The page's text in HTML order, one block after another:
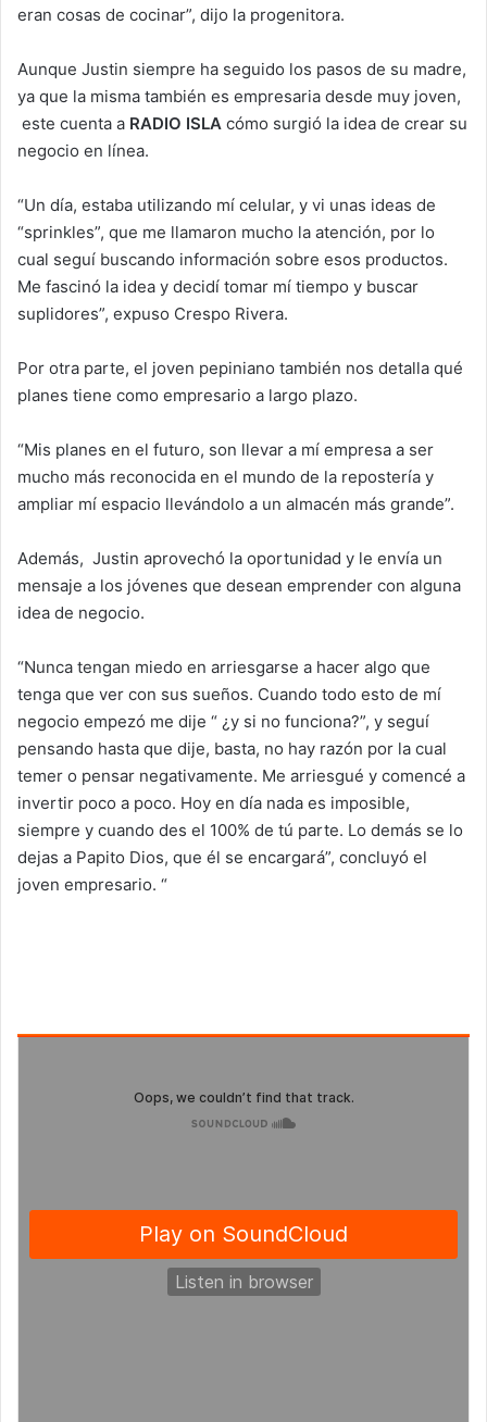
eran cosas de cocinar”, dijo la progenitora.
Aunque Justin siempre ha seguido los pasos de su madre,
ya que la misma también es empresaria desde muy joven,
este cuenta a RADIO ISLA cómo surgió la idea de crear su
negocio en línea.
“Un día, estaba utilizando mí celular, y vi unas ideas de
“sprinkles”, que me llamaron mucho la atención, por lo
cual seguí buscando información sobre esos productos.
Me fascinó la idea y decidí tomar mí tiempo y buscar
suplidores”, expuso Crespo Rivera.
Por otra parte, el joven pepiniano también nos detalla qué
planes tiene como empresario a largo plazo.
“Mis planes en el futuro, son llevar a mí empresa a ser
mucho más reconocida en el mundo de la repostería y
ampliar mí espacio llevándolo a un almacén más grande”.
Además, Justin aprovechó la oportunidad y le envía un
mensaje a los jóvenes que desean emprender con alguna
idea de negocio.
“Nunca tengan miedo en arriesgarse a hacer algo que
tenga que ver con sus sueños. Cuando todo esto de mí
negocio empezó me dije “ ¿y si no funciona?”, y seguí
pensando hasta que dije, basta, no hay razón por la cual
temer o pensar negativamente. Me arriesgué y comencé a
invertir poco a poco. Hoy en día nada es imposible,
siempre y cuando des el 100% de tú parte. Lo demás se lo
dejas a Papito Dios, que él se encargará”, concluyó el
joven empresario. “